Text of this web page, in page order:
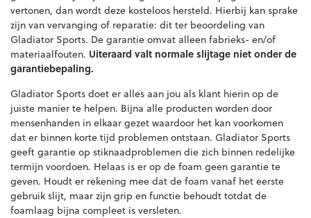
vertonen, dan wordt deze kosteloos hersteld. Hierbij kan sprake
zijn van vervanging of reparatie: dit ter beoordeling van
Gladiator Sports. De garantie omvat alleen fabrieks- en/of
materiaalfouten. Uiteraard valt normale slijtage niet onder de
garantiebepaling.
Gladiator Sports doet er alles aan jou als klant hierin op de
juiste manier te helpen. Bijna alle producten worden door
mensenhanden in elkaar gezet waardoor het kan voorkomen
dat er binnen korte tijd problemen ontstaan. Gladiator Sports
geeft garantie op stiknaadproblemen die zich binnen redelijke
termijn voordoen. Helaas is er op de foam geen garantie te
geven. Houdt er rekening mee dat de foam vanaf het eerste
gebruik slijt, maar zijn grip en functie behoudt totdat de
foamlaag bijna compleet is versleten.